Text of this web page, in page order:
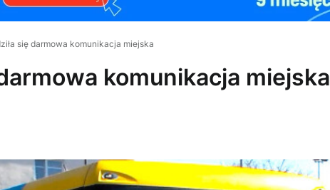
się darmowa komunikacja miejska
komunikacja miejska